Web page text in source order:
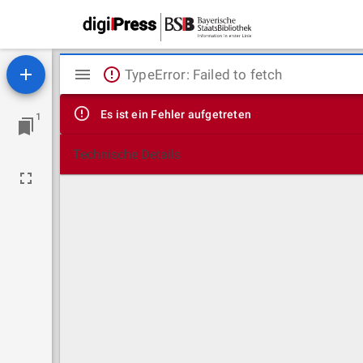
1
Mirador
Viewer
TypeError: Failed to fetch
Es ist ein Fehler aufgetreten
Technische Details